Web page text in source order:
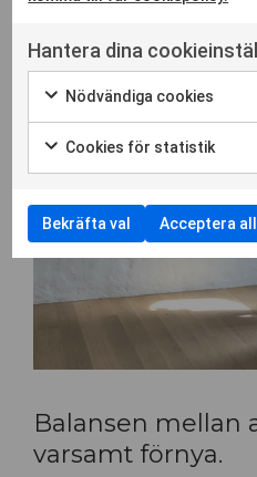
Balansen mellan
varsamt förnya.
Hantera dina
Nödvändiga cookies
Cookies för statistik
Bekräfta val Acceptera